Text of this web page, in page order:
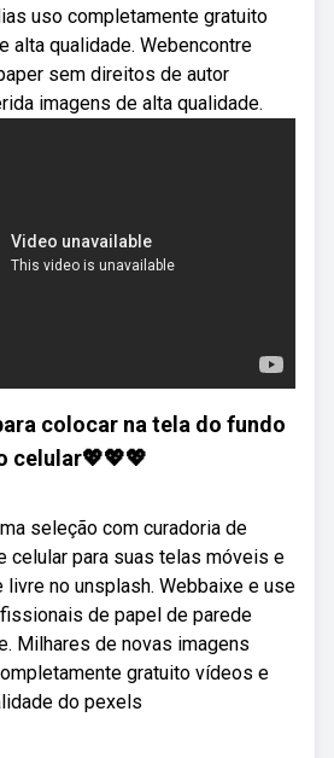
uso completamente gratuito
alta qualidade. Webencontre
sem direitos de autor
imagens de alta qualidade.
colocar na tela do fundo
celular💖💖💖
seleção com curadoria de
celular para suas telas móveis e
no unsplash. Webbaixe e use
de papel de parede
Milhares de novas imagens
gratuito vídeos e
do pexels